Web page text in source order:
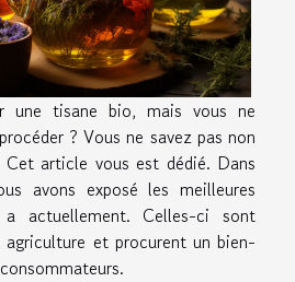
une tisane bio, mais vous ne
? Vous ne savez pas non
article vous est dédié. Dans
avons exposé les meilleures
actuellement. Celles-ci sont
agriculture et procurent un bien-